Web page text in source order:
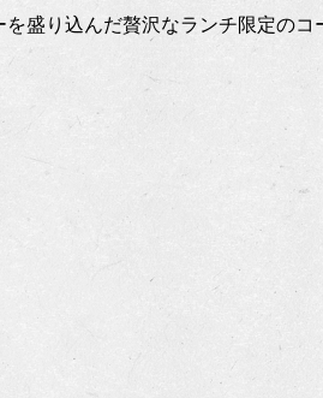
盛り込んだ贅沢なランチ限定のコ